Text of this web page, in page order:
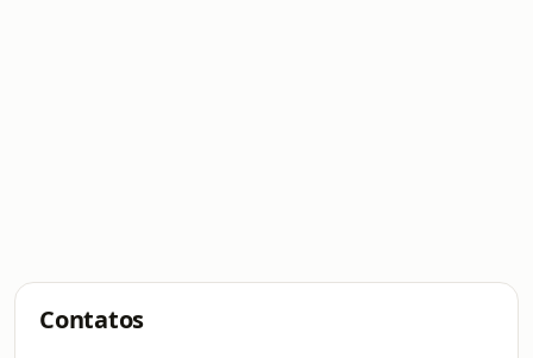
Contatos